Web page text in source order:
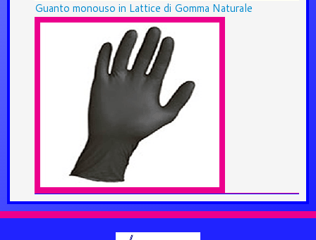
Guanto monouso in Lattice di Gomma Naturale